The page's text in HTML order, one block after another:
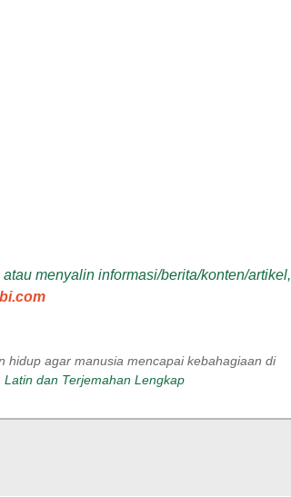
menyalin informasi/berita/konten/artikel,
hidup agar manusia mencapai kebahagiaan di
Latin dan Terjemahan Lengkap